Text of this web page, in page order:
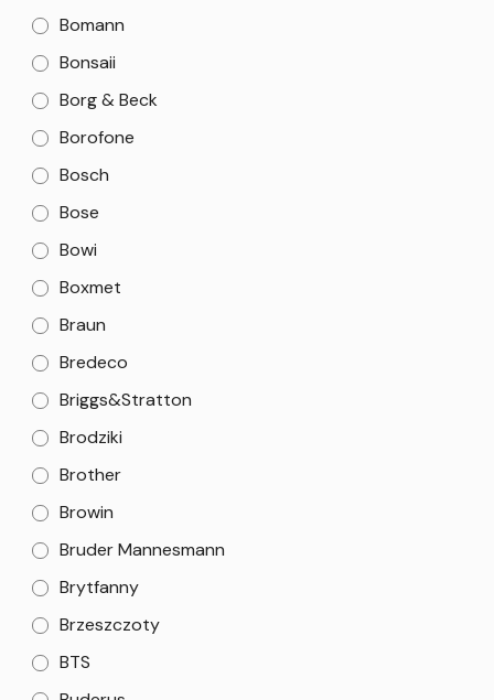
Bomann
Bonsaii
Borg & Beck
Borofone
Bosch
Bose
Bowi
Boxmet
Braun
Bredeco
Briggs&Stratton
Brodziki
Brother
Browin
Bruder Mannesmann
Brytfanny
Brzeszczoty
BTS